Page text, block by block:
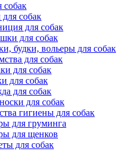
собак
собак
для собак
для собак
будки, вольеры для собак
для собак
для собак
для собак
для собак
для собак
гигиены для собак
для груминга
для щенков
для собак